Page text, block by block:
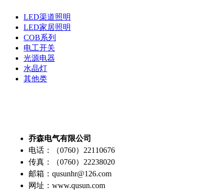
LED渠道照明
LED家居照明
COB系列
电工开关
光源电器
水晶灯
其他类
乔森电气有限公司
电话：（0760）22110676
传真：（0760）22238020
邮箱：qusunhr@126.com
网址：www.qusun.com